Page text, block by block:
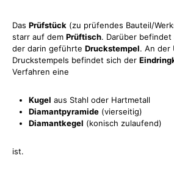
Das Prüfstück (zu prüfendes Bauteil/
starr auf dem Prüftisch. Darüber befindet
der darin geführte Druckstempel. An der
Druckstempels befindet sich der
Verfahren eine
Kugel aus Stahl oder Hartmetall
Diamantpyramide (vierseitig)
Diamantkegel (konisch zulaufend)
ist.